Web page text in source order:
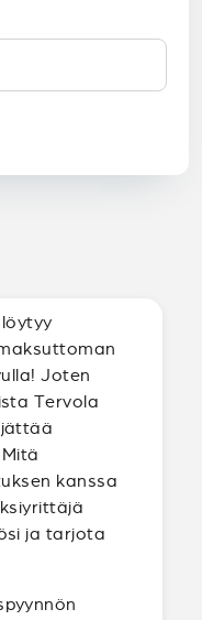
Joten
Tervola
kanssa
ja tarjota